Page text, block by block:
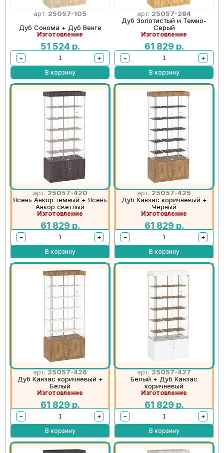
арт. 25057-105
Дуб Сонома + Дуб Венге
Изготовление
51 524 р.
−
+
В корзину
арт. 25057-284
Дуб Золотистый и Темно-
Серый
Изготовление
61 829 р.
−
+
В корзину
арт.25057-420
Ясень Анкор темный + Ясень
Анкор светлый
Изготовление
61 829 р.
−
+
В корзину
арт.25057-425
Дуб Канзас коричневый +
Черный
Изготовление
61 829 р.
−
+
В корзину
арт.25057-426
Дуб Канзас коричневый +
Белый
Изготовление
61 829 р.
−
+
В корзину
арт.25057-427
Белый + Дуб Канзас
коричневый
Изготовление
61 829 р.
−
+
В корзину